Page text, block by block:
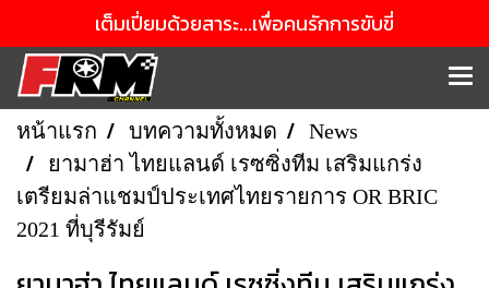
เต็มเปี่ยมด้วยสาระ...เพื่อคนรักการขับขี่
หน้าแรก บทความทั้งหมด
News
ยามาฮ่า ไทยแลนด์ เรซซิ่งทีม เสริมแกร่ง
เตรียมล่าแชมป์ประเทศไทยรายการ OR BRIC
2021 ที่บุรีรัมย์